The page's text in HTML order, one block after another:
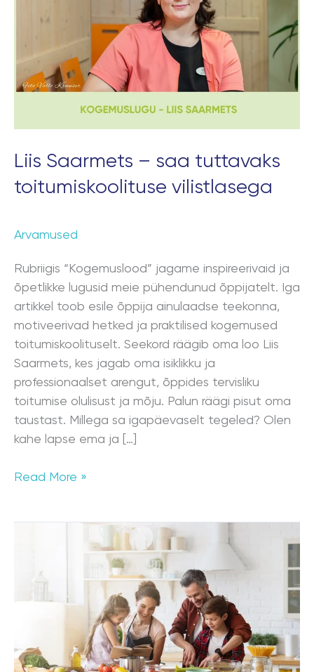
Liis Saarmets – saa tuttavaks
toitumiskoolituse vilistlasega
Arvamused
Rubriigis “Kogemuslood” jagame inspireerivaid ja
õpetlikke lugusid meie pühendunud õppijatelt. Iga
artikkel toob esile õppija ainulaadse teekonna,
motiveerivad hetked ja praktilised kogemused
toitumiskoolituselt. Seekord räägib oma loo Liis
Saarmets, kes jagab oma isiklikku ja
professionaalset arengut, õppides tervisliku
toitumise olulisust ja mõju. Palun räägi pisut oma
taustast. Millega sa igapäevaselt tegeled? Olen
kahe lapse ema ja […]
tuttavaks
toitumiskoolituse
vilistlasega
Read More »
peatada